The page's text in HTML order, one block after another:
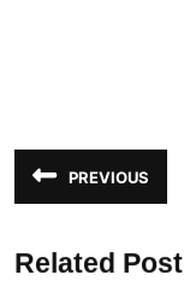
Navegação
de
PREVIOUS
anterior:
Related Post